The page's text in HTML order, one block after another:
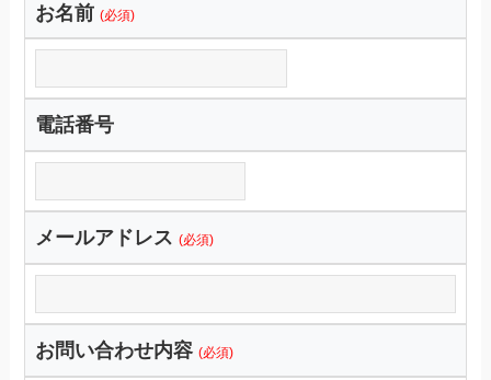
お名前 (必須)
電話番号
メールアドレス (必須)
お問い合わせ内容 (必須)